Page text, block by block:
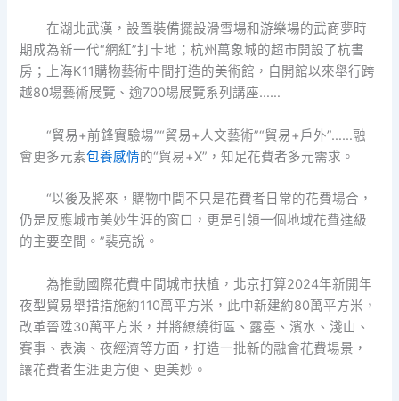
在湖北武漢，設置裝備擺設滑雪場和游樂場的武商夢時
期成為新一代“網紅”打卡地；杭州萬象城的超市開設了杭書
房；上海K11購物藝術中間打造的美術館，自開館以來舉行跨
越80場藝術展覽、逾700場展覽系列講座……
“貿易+前鋒實驗場”“貿易+人文藝術”“貿易+戶外”……融
會更多元素包養感情的“貿易+X”，知足花費者多元需求。
“以後及將來，購物中間不只是花費者日常的花費場合，
仍是反應城市美妙生涯的窗口，更是引領一個地域花費進級
的主要空間。”裴亮說。
為推動國際花費中間城市扶植，北京打算2024年新開年
夜型貿易舉措措施約110萬平方米，此中新建約80萬平方米，
改革晉陞30萬平方米，并將繚繞街區、露臺、濱水、淺山、
賽事、表演、夜經濟等方面，打造一批新的融會花費場景，
讓花費者生涯更方便、更美妙。